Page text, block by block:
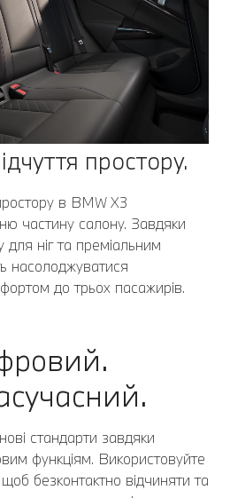
простору.
в BMW X3
частину салону. Завдяки
ніг та преміальним
насолоджуватися
до трьох пасажирів.
стандарти завдяки
функціям. Використовуйте
безконтактно відчиняти та